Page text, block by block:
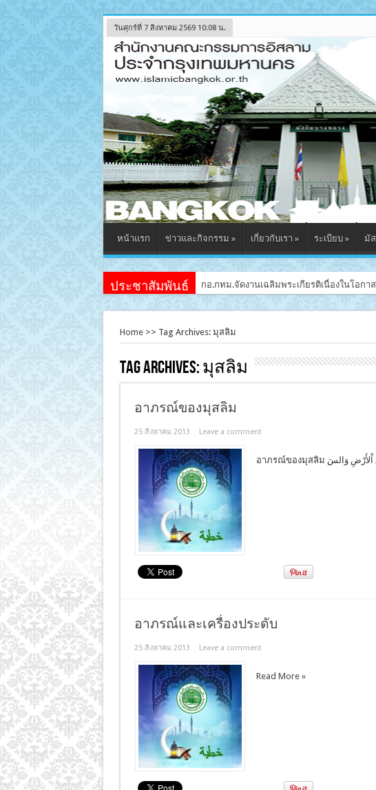
วันศุกร์ที่ 7 สิงหาคม 2569 10:08 น.
หน้าแรก ข่าวและกิจกรรม » เกี่ยวกับเรา » ระเบียบ » มั
ประชาสัมพันธ์ กอ.กทม.จัดงานเฉลิมพระเกียรติเนื่องในโอก
Home>> Tag Archives: มุสลิม
Tag Archives:มุสลิม
อาภรณ์ของมุสลิม
25 สิงหาคม 2013 Leave a comment
อาภรณ์และเครื่องประดับ
25 สิงหาคม 2013 Leave a comment
Read More »